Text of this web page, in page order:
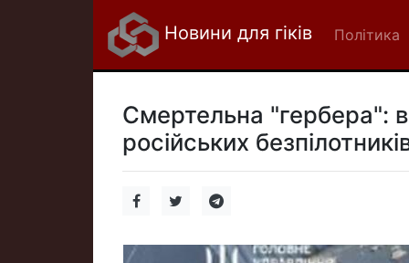
Новини для гіків Політика
Смертельна "гербера":
російських